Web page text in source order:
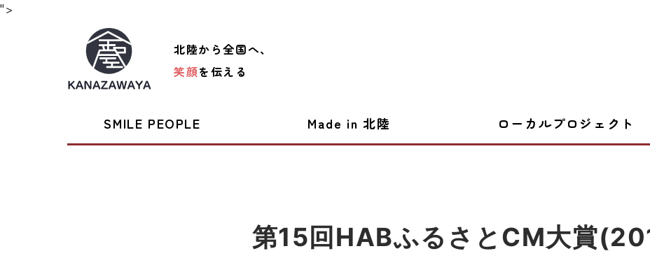
">
北陸から全国へ、
笑顔を伝える
SMILE PEOPLE Made in 北陸 ローカルプロジェクト
第15回HABふるさとCM大賞